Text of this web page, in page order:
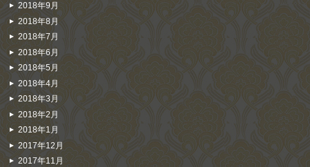
2018年9月
2018年8月
2018年7月
2018年6月
2018年5月
2018年4月
2018年3月
2018年2月
2018年1月
2017年12月
2017年11月